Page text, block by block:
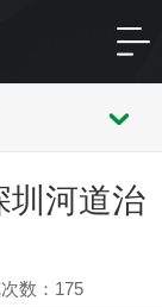
圳河道治
数： 175